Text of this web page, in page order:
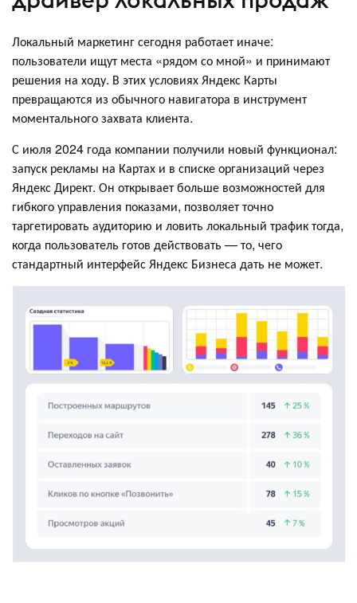
Локальный маркетинг сегодня работает иначе:
пользователи ищут места «рядом со мной» и принимают
решения на ходу. В этих условиях Яндекс Карты
превращаются из обычного навигатора в инструмент
моментального захвата клиента.
С июля 2024 года компании получили новый функционал:
запуск рекламы на Картах и в списке организаций через
Яндекс Директ. Он открывает больше возможностей для
гибкого управления показами, позволяет точно
таргетировать аудиторию и ловить локальный трафик тогда,
когда пользователь готов действовать — то, чего
стандартный интерфейс Яндекс Бизнеса дать не может.